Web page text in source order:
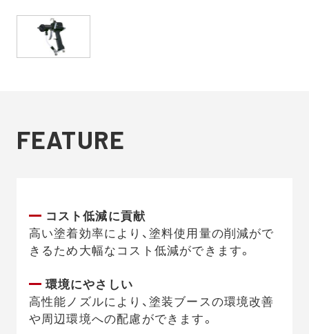
FEATURE
コスト低減に貢献
高い塗着効率により、塗料使用量の削減がで
きるため大幅なコスト低減ができます。
環境にやさしい
高性能ノズルにより、塗装ブースの環境改善
や周辺環境への配慮ができます。